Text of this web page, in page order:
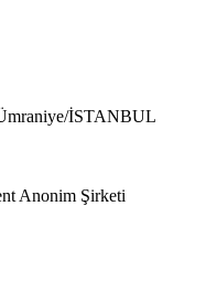
İSTANBUL
Anonim Şirketi